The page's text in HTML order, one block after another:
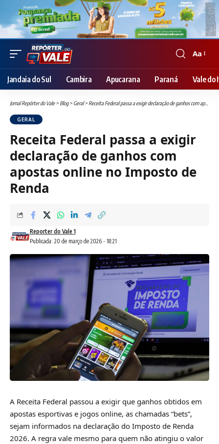
Font
Resizer
Aa
Jandaia do Sul Cambira Apucarana Paraná Vale do
Jornal Repórter do Vale> Blog> Geral> Receita Federal passa a exigir declaração de ganhos com apostas online no Imposto de Renda
GERAL
Receita Federal passa a exigir
declaração de ganhos com
apostas online no Imposto de
Renda
Publicada: 20 de março de 2026 - 18:21
Reporter do Vale 1
A Receita Federal passou a exigir que ganhos obtidos em
apostas esportivas e jogos online, as chamadas “bets”,
sejam informados na declaração do Imposto de Renda
2026. A regra vale mesmo para quem não atingiu o valor